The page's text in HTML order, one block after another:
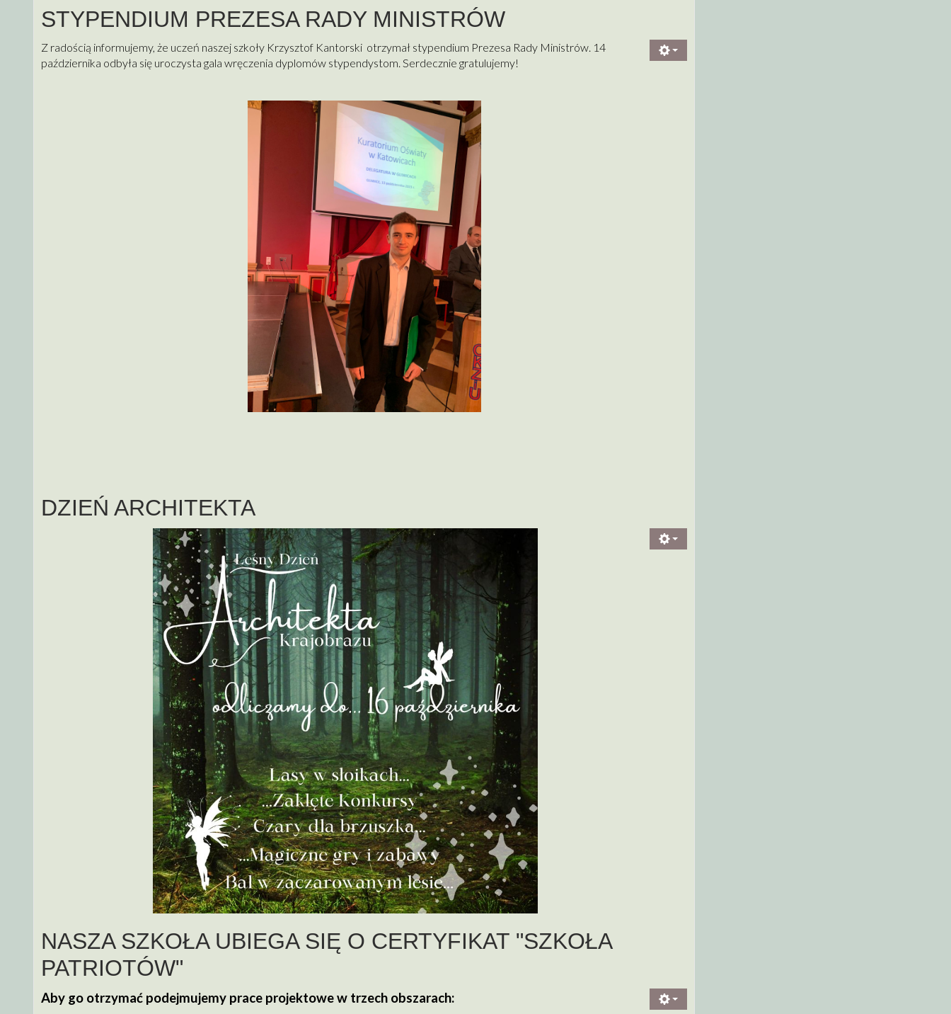
STYPENDIUM PREZESA RADY MINISTRÓW
Z radością informujemy, że uczeń naszej szkoły Krzysztof Kantorski otrzymał stypendium Prezesa Rady Ministrów. 14
października odbyła się uroczysta gala wręczenia dyplomów stypendystom. Serdecznie gratulujemy!
DZIEŃ ARCHITEKTA
NASZA SZKOŁA UBIEGA SIĘ O CERTYFIKAT "SZKOŁA
PATRIOTÓW"
Aby go otrzymać podejmujemy prace projektowe w trzech obszarach: